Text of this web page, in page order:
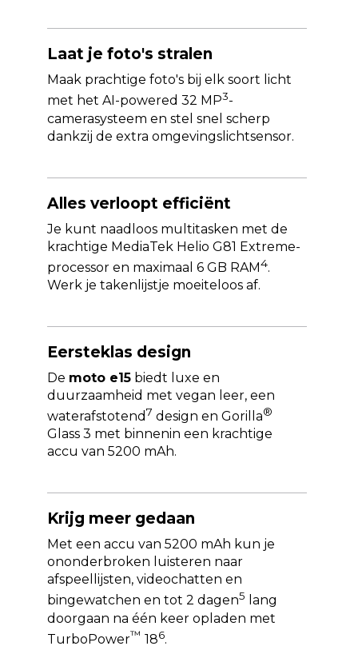
Laat je foto's stralen
Maak prachtige foto's bij elk soort licht
met het AI-powered 32 MP3-
camerasysteem en stel snel scherp
dankzij de extra omgevingslichtsensor.
Alles verloopt efficiënt
Je kunt naadloos multitasken met de
krachtige MediaTek Helio G81 Extreme-
processor en maximaal 6 GB RAM4.
Werk je takenlijstje moeiteloos af.
Eersteklas design
De moto e15 biedt luxe en
duurzaamheid met vegan leer, een
waterafstotend 7 design en Gorilla®
Glass 3 met binnenin een krachtige
accu van 5200 mAh.
Krijg meer gedaan
Met een accu van 5200 mAh kun je
ononderbroken luisteren naar
afspeellijsten, videochatten en
bingewatchen en tot 2 dagen5
lang
doorgaan na één keer opladen met
TurboPower™ 186.